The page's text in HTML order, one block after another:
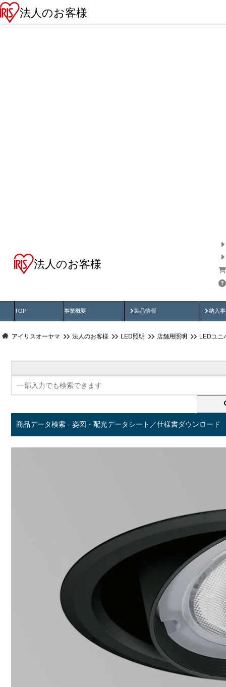
法人のお客様
法人のお客様
TOP 事業概要 製品情報
製品動画 納入
納
アイリスオーヤマ 法人のお客様 LED照明 店舗用照明 LEDユニ
商品データ検索 - 姿図・配光データシート／仕様書ダウンロード